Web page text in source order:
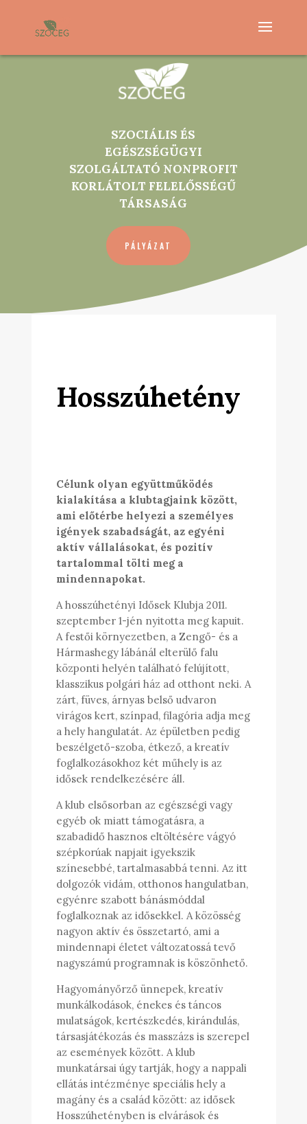
SZOCIÁLIS ÉS
EGÉSZSÉGÜGYI
SZOLGÁLTATÓ NONPROFIT
KORLÁTOLT FELELŐSSÉGŰ
TÁRSASÁG
PÁLYÁZAT
Hosszúhetény
Célunk olyan együttműködés
kialakítása a klubtagjaink között,
ami előtérbe helyezi a személyes
igények szabadságát, az egyéni
aktív vállalásokat, és pozitív
tartalommal tölti meg a
mindennapokat.
A hosszúhetényi Idősek Klubja 2011.
szeptember 1-jén nyitotta meg kapuit.
A festői környezetben, a Zengő- és a
Hármashegy lábánál elterülő falu
központi helyén található felújított,
klasszikus polgári ház ad otthont neki. A
zárt, füves, árnyas belső udvaron
virágos kert, színpad, filagória adja meg
a hely hangulatát. Az épületben pedig
beszélgető-szoba, étkező, a kreatív
foglalkozásokhoz két műhely is az
idősek rendelkezésére áll.
A klub elsősorban az egészségi vagy
egyéb ok miatt támogatásra, a
szabadidő hasznos eltöltésére vágyó
szépkorúak napjait igyekszik
színesebbé, tartalmasabbá tenni. Az itt
dolgozók vidám, otthonos hangulatban,
egyénre szabott bánásmóddal
foglalkoznak az idősekkel. A közösség
nagyon aktív és összetartó, ami a
mindennapi életet változatossá tevő
nagyszámú programnak is köszönhető.
Hagyományőrző ünnepek, kreatív
munkálkodások, énekes és táncos
mulatságok, kertészkedés, kirándulás,
társasjátékozás és masszázs is szerepel
az események között. A klub
munkatársai úgy tartják, hogy a nappali
ellátás intézménye speciális hely a
magány és a család között: az idősek
Hosszúhetényben is elvárások és